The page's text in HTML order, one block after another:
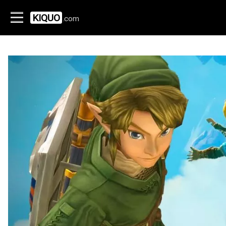
KIQUO .com